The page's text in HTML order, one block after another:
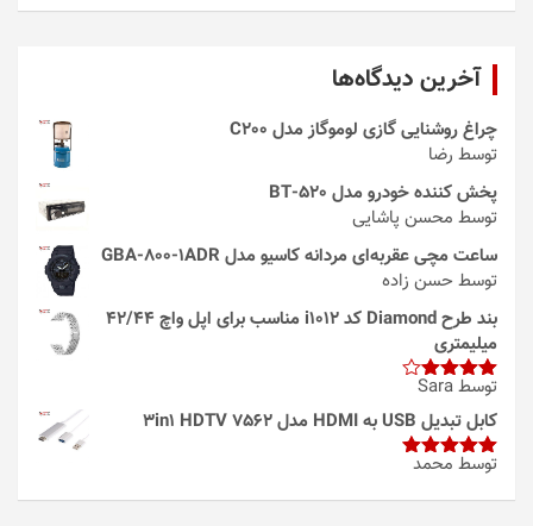
آخرین دیدگاه‌ها
چراغ روشنایی گازی لوموگاز مدل C200
توسط رضا
پخش کننده خودرو مدل 520-BT
توسط محسن پاشایی
ساعت مچی عقربه‌ای مردانه کاسیو مدل GBA-800-1ADR
توسط حسن زاده
بند طرح Diamond کد i1012 مناسب برای اپل واچ 42/44
میلیمتری
امتیاز4
از 5
توسط Sara
کابل تبدیل USB به HDMI مدل 3in1 HDTV 7562
امتیاز5از
توسط محمد